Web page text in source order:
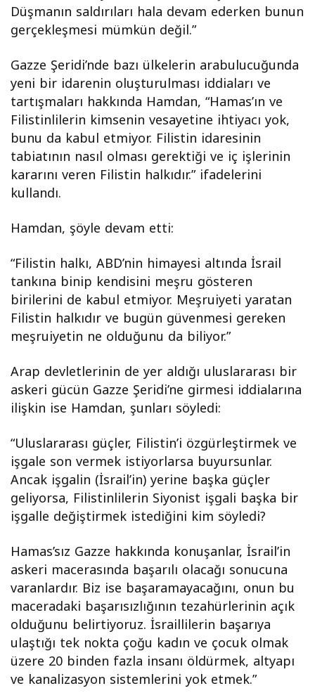
Düşmanın saldırıları hala devam ederken bunun
gerçekleşmesi mümkün değil.”
Gazze Şeridi’nde bazı ülkelerin arabulucuğunda
yeni bir idarenin oluşturulması iddiaları ve
tartışmaları hakkında Hamdan, “Hamas’ın ve
Filistinlilerin kimsenin vesayetine ihtiyacı yok,
bunu da kabul etmiyor. Filistin idaresinin
tabiatının nasıl olması gerektiği ve iç işlerinin
kararını veren Filistin halkıdır.” ifadelerini
kullandı.
Hamdan, şöyle devam etti:
“Filistin halkı, ABD’nin himayesi altında İsrail
tankına binip kendisini meşru gösteren
birilerini de kabul etmiyor. Meşruiyeti yaratan
Filistin halkıdır ve bugün güvenmesi gereken
meşruiyetin ne olduğunu da biliyor.”
Arap devletlerinin de yer aldığı uluslararası bir
askeri gücün Gazze Şeridi’ne girmesi iddialarına
ilişkin ise Hamdan, şunları söyledi:
“Uluslararası güçler, Filistin’i özgürleştirmek ve
işgale son vermek istiyorlarsa buyursunlar.
Ancak işgalin (İsrail’in) yerine başka güçler
geliyorsa, Filistinlilerin Siyonist işgali başka bir
işgalle değiştirmek istediğini kim söyledi?
Hamas’sız Gazze hakkında konuşanlar, İsrail’in
askeri macerasında başarılı olacağı sonucuna
varanlardır. Biz ise başaramayacağını, onun bu
maceradaki başarısızlığının tezahürlerinin açık
olduğunu belirtiyoruz. İsraillilerin başarıya
ulaştığı tek nokta çoğu kadın ve çocuk olmak
üzere 20 binden fazla insanı öldürmek, altyapı
ve kanalizasyon sistemlerini yok etmek.”